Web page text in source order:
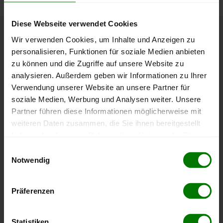
Diese Webseite verwendet Cookies
Wir verwenden Cookies, um Inhalte und Anzeigen zu
personalisieren, Funktionen für soziale Medien anbieten
zu können und die Zugriffe auf unsere Website zu
analysieren. Außerdem geben wir Informationen zu Ihrer
Verwendung unserer Website an unsere Partner für
soziale Medien, Werbung und Analysen weiter. Unsere
Partner führen diese Informationen möglicherweise mit
weiteren Daten zusammen, die Sie ihnen bereitgestellt
Notwendig
Präferenzen
Höchst- und Tiefststände der
Pelletspreise in Patergassen
Die Tabelle zeigt dieHöchst- und Tiefststände der
Pelletspreise für lose Holzpellets. Das dazugehörige
Datum zeigt, wann der Höchst- oder Tiefststand im
jeweiligen Zeitraum erreicht wurde.
Tiefststand
409,00 €
08.08.2026